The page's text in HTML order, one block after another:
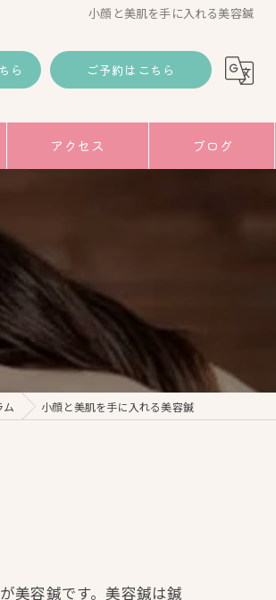
小顔と美肌を手に入れる美容鍼
ら ご予約はこちら
アクセス ブログ
ム 小顔と美肌を手に入れる美容鍼
美容鍼です。美容鍼は鍼